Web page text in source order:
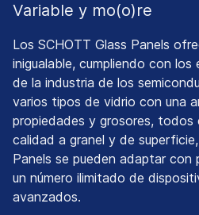
Variable y mo(o)re
Los SCHOTT Glass Panels
inigualable, cumpliendo con
de la industria de los
varios tipos de vidrio con una
propiedades y grosores, todos
calidad a granel y de
Panels se pueden adaptar con
un número ilimitado de
avanzados.